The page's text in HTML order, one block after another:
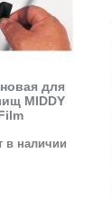
для
MIDDY
в наличии